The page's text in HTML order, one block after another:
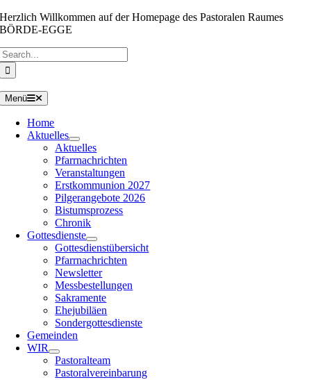
Zum
Inhalt
Herzlich Willkommen auf der Homepage des Pastoralen Raumes
BÖRDE-EGGE
Menü
Home
Aktuelles
Aktuelles
Pfarrnachrichten
Veranstaltungen
Erstkommunion 2027
Pilgerangebote 2026
Bistumsprozess
Chronik
Gottesdienste
Gottesdienstübersicht
Pfarrnachrichten
Newsletter
Messbestellungen
Sakramente
Ehejubiläen
Sondergottesdienste
Gemeinden
WIR
Pastoralteam
Pastoralvereinbarung